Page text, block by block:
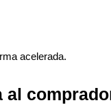
acelerada.
al